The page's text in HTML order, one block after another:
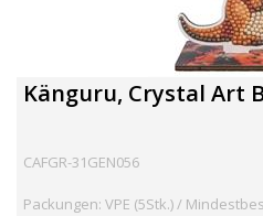
Känguru, Crystal Art
CAFGR-31GEN056
Packungen: VPE (5Stk.) /